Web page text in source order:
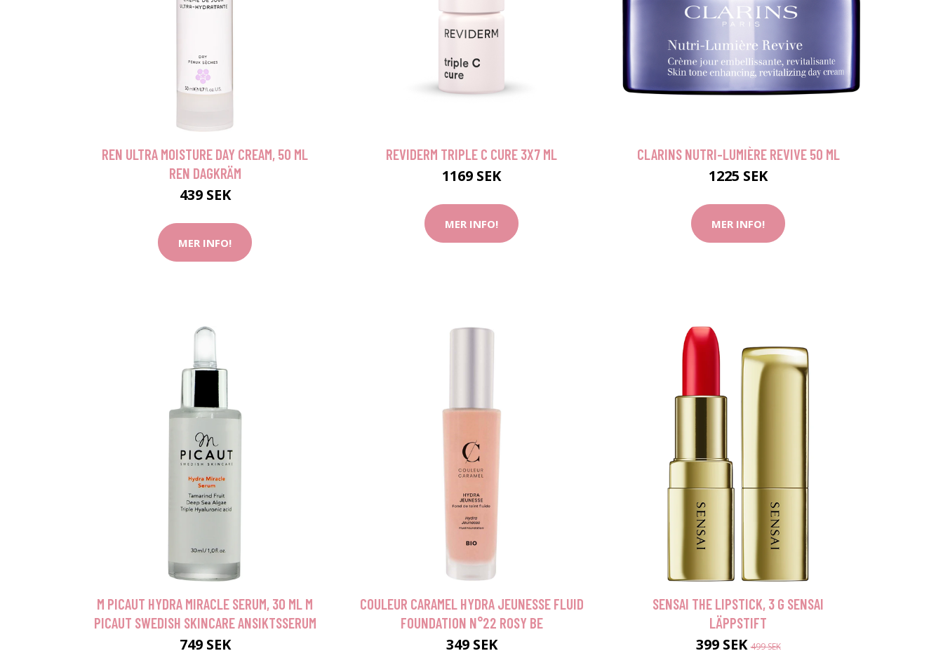
REN ULTRA MOISTURE DAY CREAM, 50 ML
REN DAGKRÄM
439 SEK
MER INFO!
REVIDERM TRIPLE C CURE 3X7 ML
1169 SEK
MER INFO!
CLARINS NUTRI-LUMIÈRE REVIVE 50 ML
1225 SEK
MER INFO!
M PICAUT HYDRA MIRACLE SERUM, 30 ML M
PICAUT SWEDISH SKINCARE ANSIKTSSERUM
749 SEK
COULEUR CARAMEL HYDRA JEUNESSE FLUID
FOUNDATION N°22 ROSY BE
349 SEK
SENSAI THE LIPSTICK, 3 G SENSAI
LÄPPSTIFT
399 SEK499 SEK